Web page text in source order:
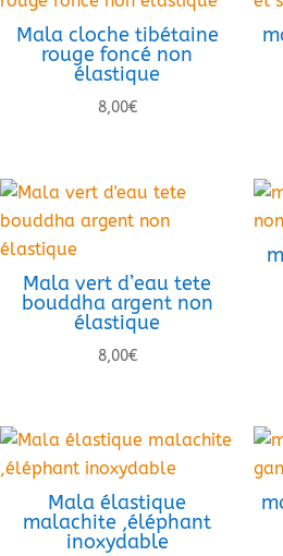
Mala cloche tibétaine
rouge foncé non
élastique
8,00€
Mala vert d’eau tete
bouddha argent non
élastique
8,00€
Mala élastique
malachite ,éléphant
inoxydable